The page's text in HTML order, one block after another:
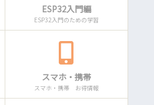
ESP32入門編
ESP32入門のための学習
スマホ・携帯
スマホ・携帯 お得情報